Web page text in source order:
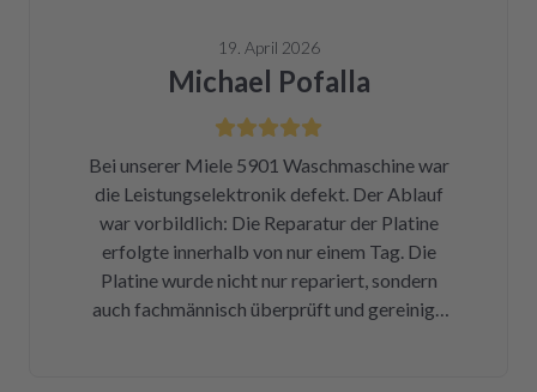
und angemacht. Und tada! Er läuft wieder! Ein
Träumchen. Danke, danke, danke. Wilk gar
nicht erst wissen, was der Mieltechniker
Zukunft nicht wieder auf repartly
zurückgreifen müssen. Aber gut zu wissen,
dass es diese Möglichkeit gibt! Werden wir
definitiv weiter empfehlen.
19. April 2026
Michael Pofalla
Bei unserer Miele 5901 Waschmaschine war
die Leistungselektronik defekt. Der Ablauf
war vorbildlich: Die Reparatur der Platine
erfolgte innerhalb von nur einem Tag. Die
Platine wurde nicht nur repariert, sondern
auch fachmännisch überprüft und gereinigt.